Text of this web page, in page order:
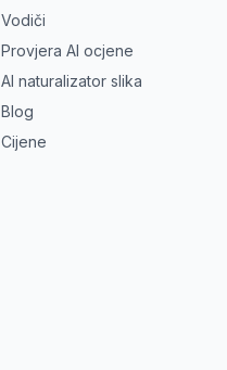
Vodiči
Provjera AI ocjene
AI naturalizator slika
Blog
Cijene